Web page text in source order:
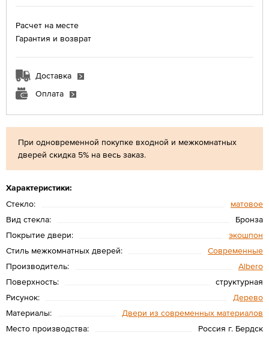
При одновременной покупке входной и межкомнатных
дверей скидка 5% на весь заказ.
Характеристики:
Стекло:
матовое
Вид стекла:
Бронза
Покрытие двери:
экошпон
Стиль межкомнатных дверей:
Современные
Производитель:
Albero
Поверхность:
структурная
Рисунок:
Дерево
Материалы:
Двери из современных материалов
Место производства:
Россия г. Бердск
Расчет на месте
Гарантия и возврат
Доставка
Оплата